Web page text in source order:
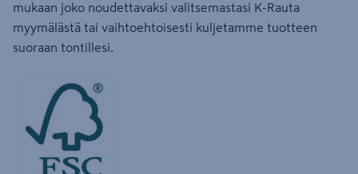
mukaan joko noudettavaksi valitsemastasi K-Rauta
myymälästä tai vaihtoehtoisesti kuljetamme tuotteen
suoraan tontillesi.